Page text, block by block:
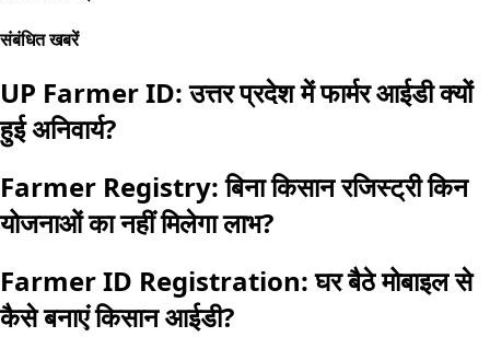
संबंधित खबरें
UP Farmer ID: उत्तर प्रदेश में फार्मर आईडी क्यों
हुई अनिवार्य?
Farmer Registry: बिना किसान रजिस्ट्री किन
योजनाओं का नहीं मिलेगा लाभ?
Farmer ID Registration: घर बैठे मोबाइल से
कैसे बनाएं किसान आईडी?